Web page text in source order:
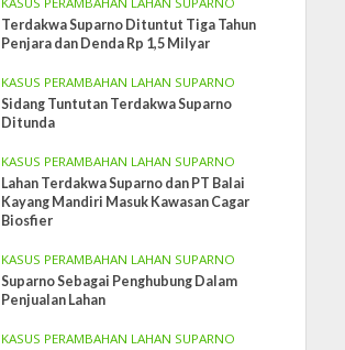
Terdakwa Suparno Dituntut Tiga Tahun
Penjara dan Denda Rp 1,5 Milyar
KASUS PERAMBAHAN LAHAN SUPARNO
Sidang Tuntutan Terdakwa Suparno
Ditunda
KASUS PERAMBAHAN LAHAN SUPARNO
Lahan Terdakwa Suparno dan PT Balai
Kayang Mandiri Masuk Kawasan Cagar
Biosfier
KASUS PERAMBAHAN LAHAN SUPARNO
Suparno Sebagai Penghubung Dalam
Penjualan Lahan
KASUS PERAMBAHAN LAHAN SUPARNO